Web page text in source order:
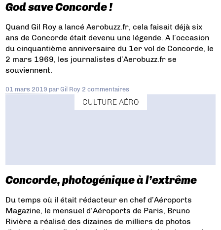
God save Concorde !
Quand Gil Roy a lancé Aerobuzz.fr, cela faisait déjà six
ans de Concorde était devenu une légende. A l’occasion
du cinquantième anniversaire du 1er vol de Concorde, le
2 mars 1969, les journalistes d’Aerobuzz.fr se
souviennent.
01 mars 2019 parGil Roy 2 commentaires
CULTURE AÉRO
Concorde, photogénique à l’extrême
Du temps où il était rédacteur en chef d’Aéroports
Magazine, le mensuel d’Aéroports de Paris, Bruno
Rivière a réalisé des dizaines de milliers de photos